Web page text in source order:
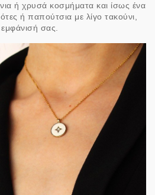
ή χρυσά κοσμήματα και ίσως ένα
ή παπούτσια με λίγο τακούνι,
σας.